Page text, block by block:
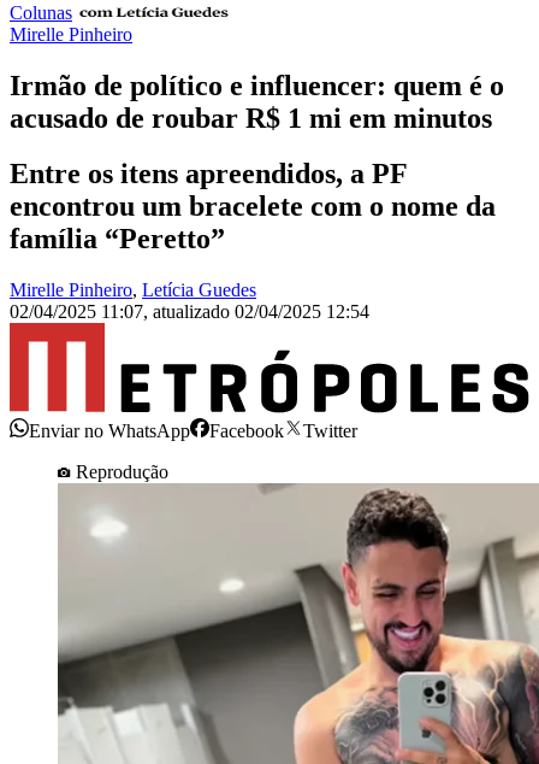
Colunas
Mirelle Pinheiro
Irmão de político e influencer: quem é o
acusado de roubar R$ 1 mi em minutos
Entre os itens apreendidos, a PF
encontrou um bracelete com o nome da
família “Peretto”
Mirelle Pinheiro, Letícia Guedes
02/04/2025 11:07, atualizado 02/04/2025 12:54
Enviar no WhatsApp Facebook
Twitter
Reprodução